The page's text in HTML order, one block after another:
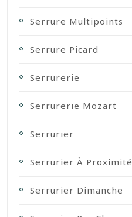
Serrure Multipoints
Serrure Picard
Serrurerie
Serrurerie Mozart
Serrurier
Serrurier À Proximité
Serrurier Dimanche